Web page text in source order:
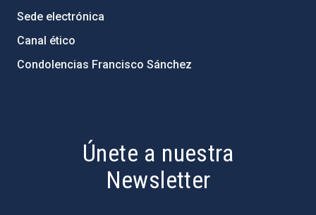
Sede electrónica
Canal ético
Condolencias Francisco Sánchez
Únete a nuestra
Newsletter